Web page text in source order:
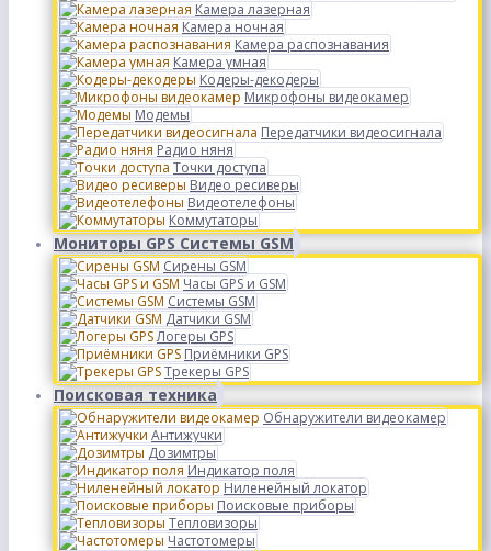
Камера лазерная
Камера ночная
Камера распознавания
Камера умная
Кодеры-декодеры
Микрофоны видеокамер
Модемы
Передатчики видеосигнала
Радио няня
Точки доступа
Видео ресиверы
Видеотелефоны
Коммутаторы
Мониторы GPS Системы GSM
Сирены GSM
Часы GPS и GSM
Системы GSM
Датчики GSM
Логеры GPS
Приёмники GPS
Трекеры GPS
Поисковая техника
Обнаружители видеокамер
Антижучки
Дозимтры
Индикатор поля
Ниленейный локатор
Поисковые приборы
Тепловизоры
Частотомеры